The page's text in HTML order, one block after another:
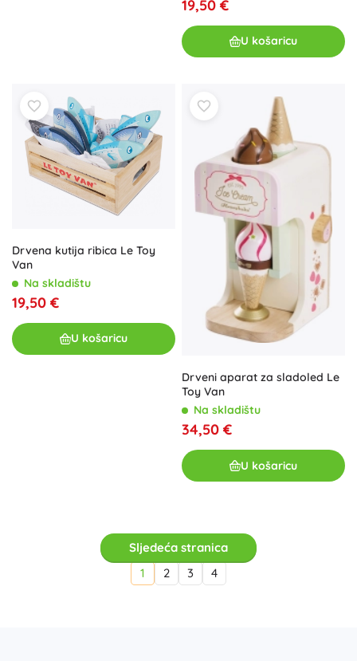
19,50 €
U košaricu
Drvena kutija ribica Le Toy
Van
Na skladištu
19,50 €
U košaricu
Drveni aparat za sladoled Le
Toy Van
Na skladištu
34,50 €
U košaricu
Sljedeća stranica
1
2 3 4